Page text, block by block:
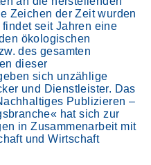
Zeichen der Zeit wurden
seit Jahren eine
ökologischen
des gesamten
dieser
sich unzählige
und Dienstleister. Das
Publizieren –
hat sich zur
in Zusammenarbeit mit
und Wirtschaft